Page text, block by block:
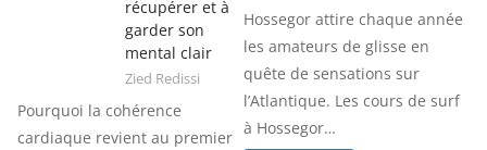
récupérer et à
garder son
mental clair
Zied Redissi
Pourquoi la cohérence
cardiaque revient au premier
Hossegor attire chaque année
les amateurs de glisse en
quête de sensations sur
l’Atlantique. Les cours de surf
à Hossegor…